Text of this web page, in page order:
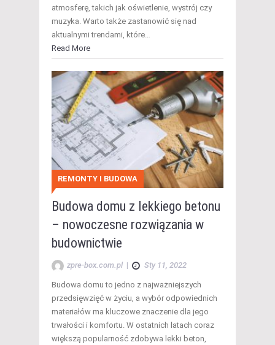
atmosferę, takich jak oświetlenie, wystrój czy
muzyka. Warto także zastanowić się nad
aktualnymi trendami, które…
Read More
REMONTY I BUDOWA
Budowa domu z lekkiego betonu
– nowoczesne rozwiązania w
budownictwie
zpre-box.com.pl | Sty 11, 2022
Budowa domu to jedno z najważniejszych
przedsięwzięć w życiu, a wybór odpowiednich
materiałów ma kluczowe znaczenie dla jego
trwałości i komfortu. W ostatnich latach coraz
większą popularność zdobywa lekki beton,